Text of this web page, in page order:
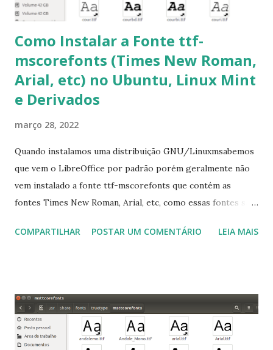
Como Instalar a Fonte ttf-
mscorefonts (Times New Roman,
Arial, etc) no Ubuntu, Linux Mint
e Derivados
março 28, 2022
Quando instalamos uma distribuição GNU/Linuxmsabemos
que vem o LibreOffice por padrão porém geralmente não
vem instalado a fonte ttf-mscorefonts que contém as
fontes Times New Roman, Arial, etc, como essas fontes são
a Associação Brasileira de Normas Técnicas (ABNT), exige
que contém essas fontes. Ao instalar o GNU/Linux abra o
terminal e execute o comando: $ sudo apt-get install ttf-
mscorefonts-installer Leia os termos de uso e avance
COMPARTILHAR POSTAR UM COMENTÁRIO LEIA MAIS